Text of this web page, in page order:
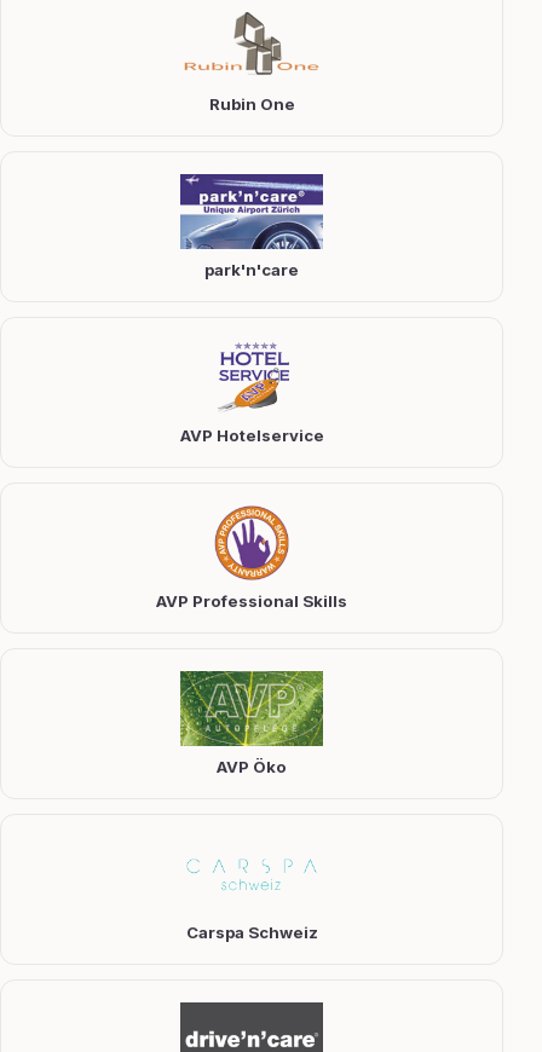
Rubin One
park'n'care
AVP Hotelservice
AVP Professional Skills
AVP Öko
Carspa Schweiz